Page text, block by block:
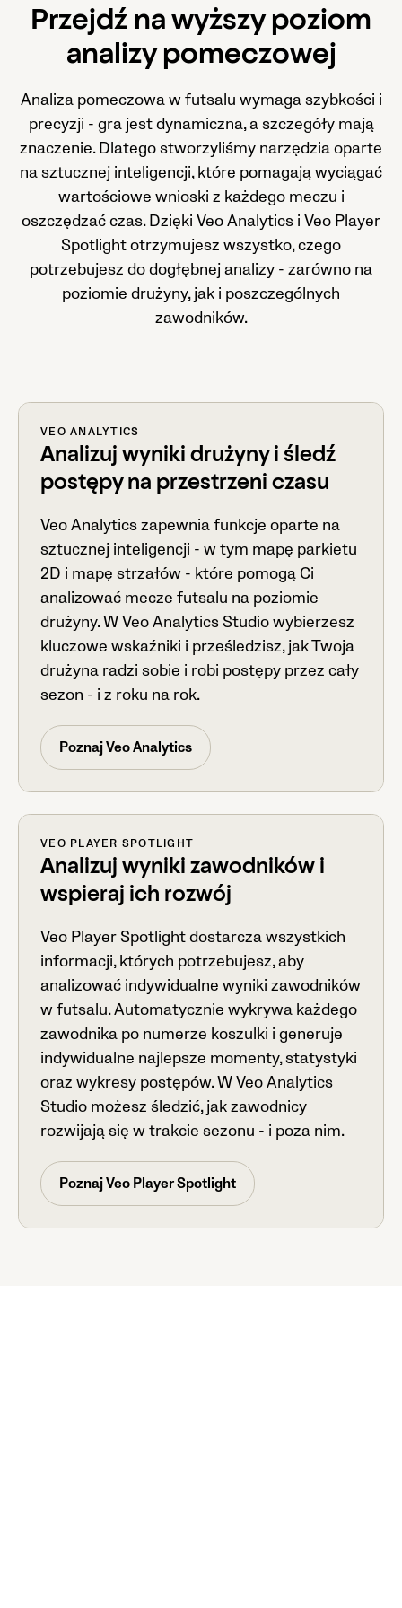
Przejdź na wyższy poziom
analizy pomeczowej
Analiza pomeczowa w futsalu wymaga szybkości i
precyzji - gra jest dynamiczna, a szczegóły mają
znaczenie. Dlatego stworzyliśmy narzędzia oparte
na sztucznej inteligencji, które pomagają wyciągać
wartościowe wnioski z każdego meczu i
oszczędzać czas. Dzięki Veo Analytics i Veo Player
Spotlight otrzymujesz wszystko, czego
potrzebujesz do dogłębnej analizy - zarówno na
poziomie drużyny, jak i poszczególnych
zawodników.
VEO ANALYTICS
Analizuj wyniki drużyny i śledź
postępy na przestrzeni czasu
Veo Analytics zapewnia funkcje oparte na
sztucznej inteligencji - w tym mapę parkietu
2D i mapę strzałów - które pomogą Ci
analizować mecze futsalu na poziomie
drużyny. W Veo Analytics Studio wybierzesz
kluczowe wskaźniki i prześledzisz, jak Twoja
drużyna radzi sobie i robi postępy przez cały
sezon - i z roku na rok.
Poznaj Veo Analytics
VEO PLAYER SPOTLIGHT
Analizuj wyniki zawodników i
wspieraj ich rozwój
Veo Player Spotlight dostarcza wszystkich
informacji, których potrzebujesz, aby
analizować indywidualne wyniki zawodników
w futsalu. Automatycznie wykrywa każdego
zawodnika po numerze koszulki i generuje
indywidualne najlepsze momenty, statystyki
oraz wykresy postępów. W Veo Analytics
Studio możesz śledzić, jak zawodnicy
rozwijają się w trakcie sezonu - i poza nim.
Poznaj Veo Player Spotlight